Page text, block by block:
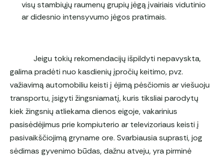
visų stambiųjų raumenų grupių jėgą įvairiais vidutinio
ar didesnio intensyvumo jėgos pratimais.
Jeigu tokių rekomendacijų išpildyti nepavyskta,
galima pradėti nuo kasdienių įpročių keitimo, pvz.
važiavimą automobiliu keisti į ėjimą pėsčiomis ar viešuoju
transportu, įsigyti žingsniamatį, kuris tiksliai parodytų
kiek žingsnių atliekama dienos eigoje, vakarinius
pasisėdėjimus prie kompiuterio ar televizoriaus keisti į
pasivaikščiojimą gryname ore. Svarbiausia suprasti, jog
sėdimas gyvenimo būdas, dažnu atveju, yra pirminė